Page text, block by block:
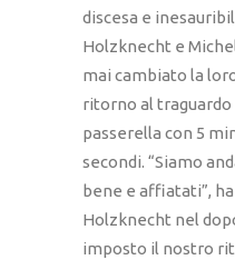
discesa e
Holzknecht e
mai cambiato la
ritorno al
passerella con 5
secondi. “Siamo
bene e affiatati”,
Holzknecht nel
imposto il nostro